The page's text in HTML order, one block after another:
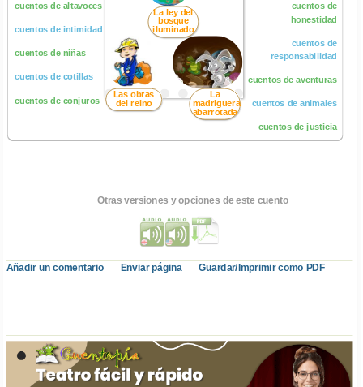
cuentos de altavoces
cuentos de intimidad
cuentos de niñas
cuentos de cotillas
cuentos de conjuros
La ley del
bosque
iluminado
La
madriguera
abarrotada
Las obras
del reino
cuentos de
honestidad
cuentos de
responsabilidad
cuentos de aventuras
cuentos de animales
cuentos de justicia
Otras versiones y opciones de este cuento
Añadir un comentario Enviar página Guardar/Imprimir como PDF